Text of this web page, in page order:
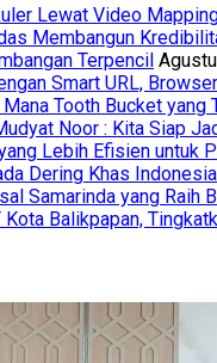
Lewat Video
Membangun
Terpencil
Smart URL,
Tooth Bucket yang
Noor : Kita Siap
Lebih Efisien untuk
Dering Khas
Samarinda yang Raih
Balikpapan,